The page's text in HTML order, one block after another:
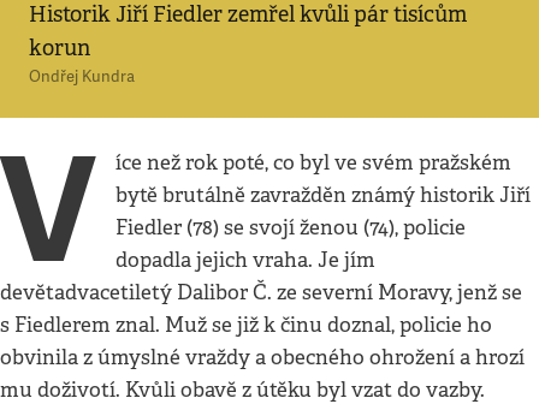
Historik Jiří Fiedler zemřel kvůli pár tisícům
korun
Ondřej Kundra
V
íce než rok poté, co byl ve svém pražském
bytě brutálně zavražděn známý historik Jiří
Fiedler (78) se svojí ženou (74), policie
dopadla jejich vraha. Je jím
devětadvacetiletý Dalibor Č. ze severní Moravy, jenž se
s Fiedlerem znal. Muž se již k činu doznal, policie ho
obvinila z úmyslné vraždy a obecného ohrožení a hrozí
mu doživotí. Kvůli obavě z útěku byl vzat do vazby.